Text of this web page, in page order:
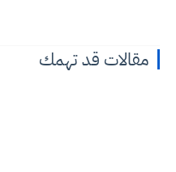
مقالات قد تهمك